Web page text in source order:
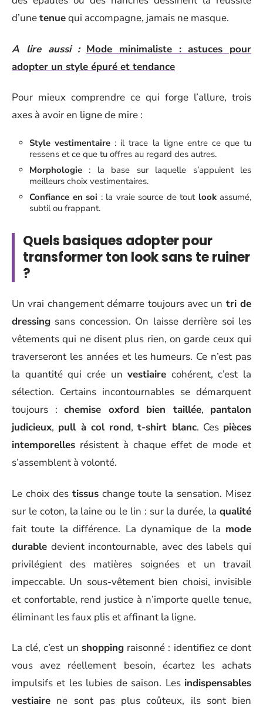
d’unetenuequi accompagne, jamais ne masque.
A lire aussi : Mode minimaliste : astuces pour
adopter un style épuré et tendance
Pour mieux comprendre ce qui forge l’allure, trois
axes à avoir en ligne de mire :
Style vestimentaire : il trace la ligne entre ce que tu
ressens et ce que tu offres au regard des autres.
Morphologie : la base sur laquelle s’appuient les
meilleurs choix vestimentaires.
Confiance en soi : la vraie source de tout lookassumé,
subtil ou frappant.
Quels basiques adopter pour
transformer ton look sans te ruiner
?
Un vrai changement démarre toujours avec un tri de
dressing sans concession. On laisse derrière soi les
vêtements qui ne disent plus rien, on garde ceux qui
traverseront les années et les humeurs. Ce n’est pas
la quantité qui crée unvestiaire cohérent, c’est la
sélection. Certains incontournables se démarquent
toujours : chemise oxford bien taillée, pantalon
judicieux, pull à col rond,t-shirt blanc. Ces pièces
intemporelles résistent à chaque effet de mode et
s’assemblent à volonté.
Le choix des tissuschange toute la sensation. Misez
sur le coton, la laine ou le lin : sur la durée, la qualité
fait toute la différence. La dynamique de la mode
durable devient incontournable, avec des labels qui
privilégient des matières soignées et un travail
impeccable. Un sous-vêtement bien choisi, invisible
et confortable, rend justice à n’importe quelle tenue,
éliminant les faux plis et affinant la ligne.
La clé, c’est un shoppingraisonné : identifiez ce dont
vous avez réellement besoin, écartez les achats
impulsifs et les lubies de saison. Les indispensables
vestiaire ne sont pas plus coûteux, ils sont bien